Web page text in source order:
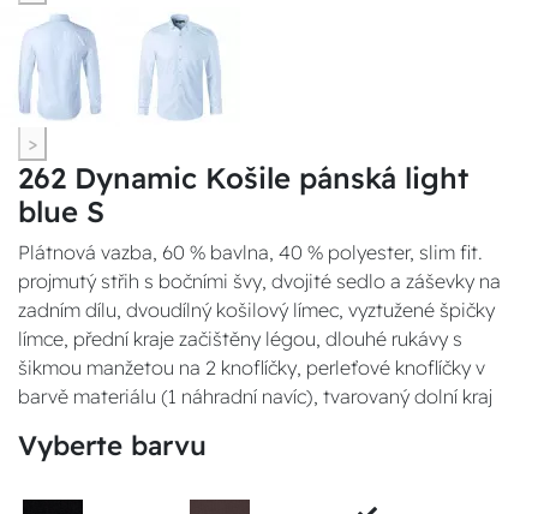
>
262 Dynamic Košile pánská light
blue S
Plátnová vazba, 60 % bavlna, 40 % polyester, slim fit.
projmutý střih s bočními švy, dvojité sedlo a záševky na
zadním dílu, dvoudílný košilový límec, vyztužené špičky
límce, přední kraje začištěny légou, dlouhé rukávy s
šikmou manžetou na 2 knoflíčky, perleťové knoflíčky v
barvě materiálu (1 náhradní navíc), tvarovaný dolní kraj
Vyberte barvu